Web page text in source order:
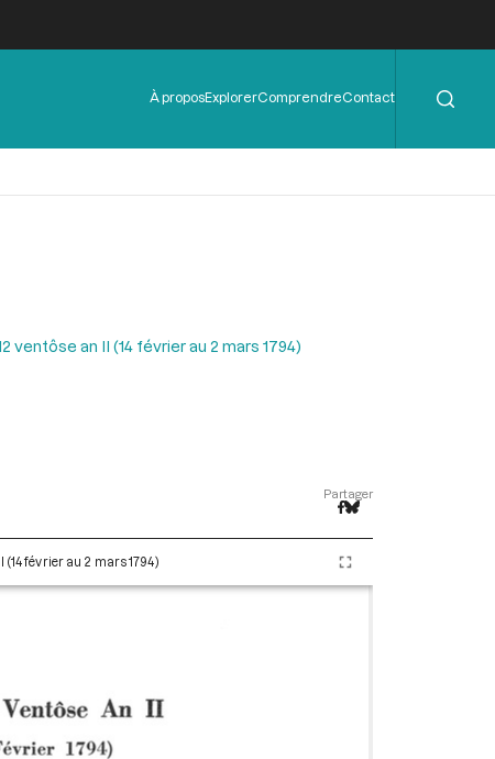
Menu
de
À proposExplorerComprendreContact
ventôse an II (14 février au 2 mars 1794)
Partager
(14 février au 2 mars 1794)